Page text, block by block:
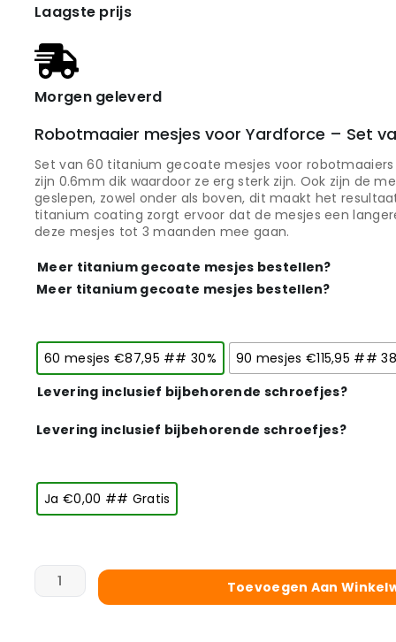
Laagste prijs
Morgen geleverd
Robotmaaier mesjes voor Yardforce – Set
Set van 60 titanium gecoate mesjes voor
zijn 0.6mm dik waardoor ze erg sterk zijn. Ook zijn de
geslepen, zowel onder als boven, dit maakt het
titanium coating zorgt ervoor dat de mesjes een
deze mesjes tot 3 maanden mee gaan.
Meer titanium gecoate mesjes bestellen?
Meer titanium gecoate mesjes bestellen?
60 mesjes €87,95 ## 30%
90 mesjes €115,95 ##
Levering inclusief bijbehorende schroefjes?
Levering inclusief bijbehorende schroefjes?
Ja €0,00 ## Gratis
Toevoegen Aan